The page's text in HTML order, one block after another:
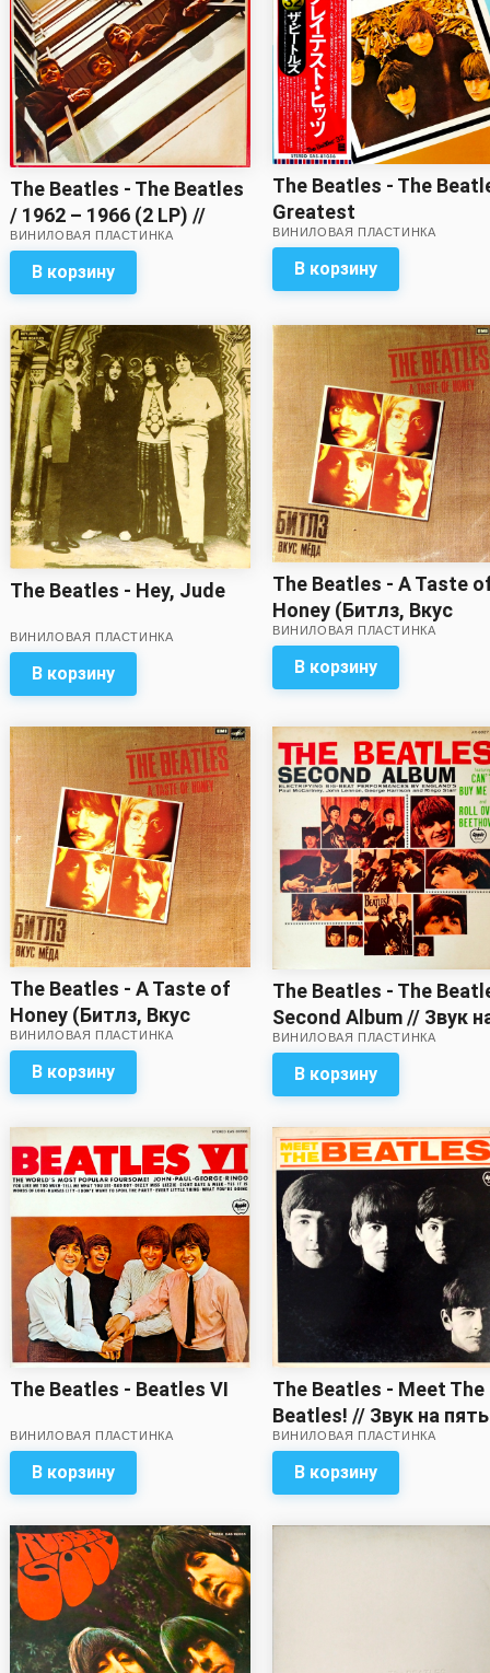
The Beatles - The Beatles
/ 1962 – 1966 (2 LP) //
Внешний вид первой
пластинки на троечку!
Целый набор вкладок в
комплекте, включая две
многостраничных!
ВИНИЛОВАЯ ПЛАСТИНКА
В корзину
The Beatles - The
Greatest
ВИНИЛОВАЯ ПЛАСТИНКА
В корзину
The Beatles - Hey, Jude
ВИНИЛОВАЯ ПЛАСТИНКА
В корзину
The Beatles - A Taste
Honey (Битлз, Вкус
мёда)
ВИНИЛОВАЯ ПЛАСТИНКА
В корзину
The Beatles - A Taste of
Honey (Битлз, Вкус
мёда)
ВИНИЛОВАЯ ПЛАСТИНКА
В корзину
The Beatles - The
Second Album // Звук
пять с минусом!
ВИНИЛОВАЯ ПЛАСТИНКА
В корзину
The Beatles - Beatles VI
ВИНИЛОВАЯ ПЛАСТИНКА
В корзину
The Beatles - Meet The
Beatles! // Звук на
минусом!
ВИНИЛОВАЯ ПЛАСТИНКА
В корзину